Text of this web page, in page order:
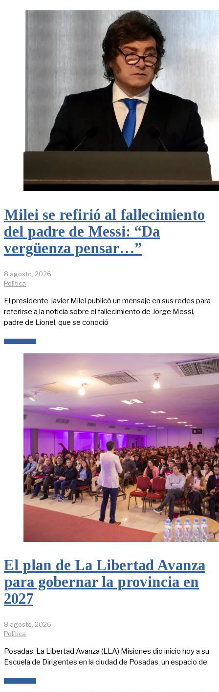
Milei se refirió al fallecimiento
del padre de Messi: “Da
vergüenza pensar…”
8 agosto, 2026
Política
El presidente Javier Milei publicó un mensaje en sus redes para
referirse a la noticia sobre el fallecimiento de Jorge Messi,
padre de Lionel, que se conoció
El plan de La Libertad Avanza
para gobernar la provincia en
2027
8 agosto, 2026
Política
Posadas. La Libertad Avanza (LLA) Misiones dio inicio hoy a su
Escuela de Dirigentes en la ciudad de Posadas, un espacio de